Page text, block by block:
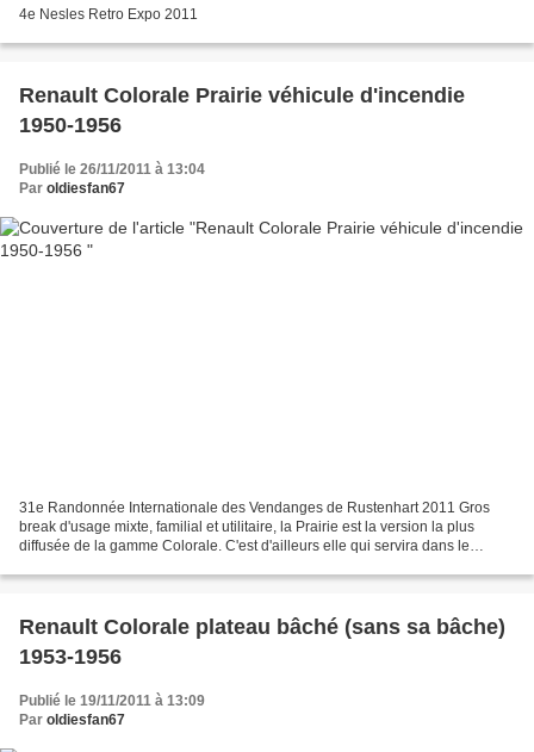
4e Nesles Retro Expo 2011
Renault Colorale Prairie véhicule d'incendie
1950-1956
Publié le 26/11/2011 à 13:04
Par oldiesfan67
31e Randonnée Internationale des Vendanges de Rustenhart 2011 Gros
break d'usage mixte, familial et utilitaire, la Prairie est la version la plus
diffusée de la gamme Colorale. C'est d'ailleurs elle qui servira dans le
Renault Colorale plateau bâché (sans sa bâche)
1953-1956
Publié le 19/11/2011 à 13:09
Par oldiesfan67